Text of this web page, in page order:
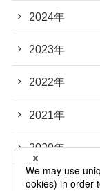
2024年
2023年
2022年
2021年
2020年
2019年